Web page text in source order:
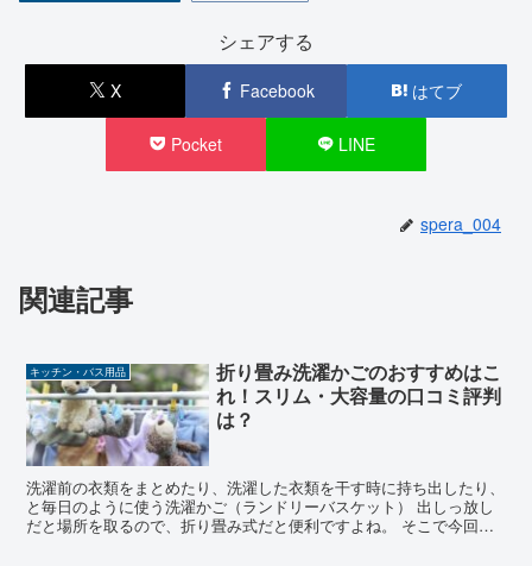
シェアする
X Facebook はてブ
Pocket LINE
spera_004
関連記事
キッチン・バス用品
折り畳み洗濯かごのおすすめはこ
れ！スリム・大容量の口コミ評判
は？
洗濯前の衣類をまとめたり、洗濯した衣類を干す時に持ち出したり、
と毎日のように使う洗濯かご（ランドリーバスケット） 出しっ放し
だと場所を取るので、折り畳み式だと便利ですよね。 そこで今回